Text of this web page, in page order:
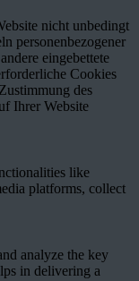
nicht unbedingt
personenbezogener
eingebettete
Cookies
des
Ihrer Website
like
platforms, collect
analyze the key
in delivering a